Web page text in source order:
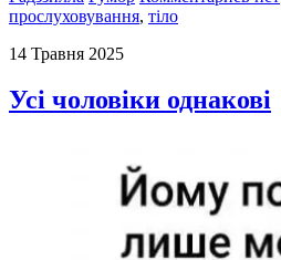
прослуховування, тіло
14 Травня 2025
Усі чоловіки однакові